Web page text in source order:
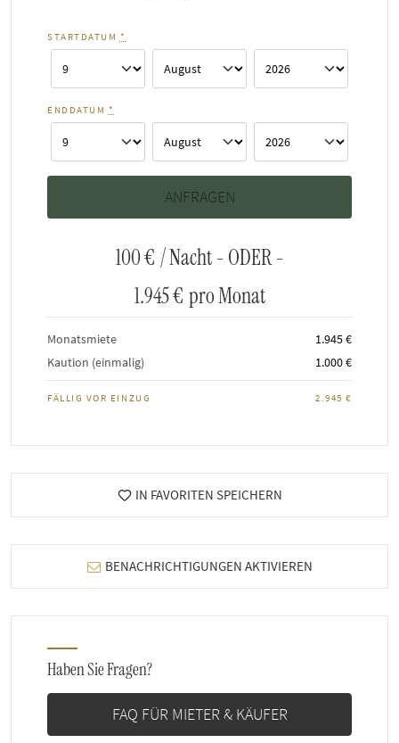
STARTDATUM *
ENDDATUM *
100 € / Nacht - ODER -
1.945 € pro Monat
Monatsmiete
1.945 €
Kaution (einmalig)
1.000 €
FÄLLIG VOR EINZUG 2.945 €
IN FAVORITEN SPEICHERN
BENACHRICHTIGUNGEN AKTIVIEREN
Haben Sie Fragen?
FAQ FÜR MIETER & KÄUFER